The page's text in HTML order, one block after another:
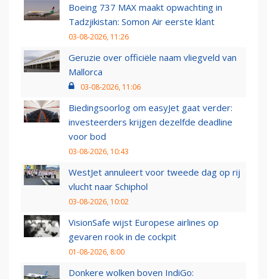
Boeing 737 MAX maakt opwachting in
Tadzjikistan: Somon Air eerste klant
03-08-2026, 11:26
Geruzie over officiële naam vliegveld van
Mallorca
03-08-2026, 11:06
Biedingsoorlog om easyJet gaat verder:
investeerders krijgen dezelfde deadline
voor bod
03-08-2026, 10:43
WestJet annuleert voor tweede dag op rij
vlucht naar Schiphol
03-08-2026, 10:02
VisionSafe wijst Europese airlines op
gevaren rook in de cockpit
01-08-2026, 8:00
Donkere wolken boven IndiGo: